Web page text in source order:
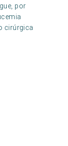
por
cirúrgica